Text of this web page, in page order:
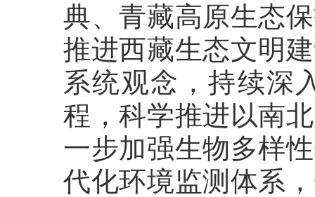
典、青藏高原生态
推进西藏生态文明
系统观念，持续深
程，科学推进以南
一步加强生物多样
代化环境监测体系